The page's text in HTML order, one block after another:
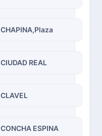
CHAPINA,Plaza
CIUDAD REAL
CLAVEL
CONCHA ESPINA